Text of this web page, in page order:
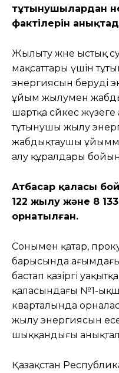
тұтынушылардан
фактілерін
Жылыту және ыстық
мақсаттары үшін
энергиясын беруді
ұйым жылумен
шартқа сәйкес
тұтынушы жылу
жабдықтаушы
алу құралдары
Атбасар қаласы
122 жылу және 8
орнатылған.
Сонымен қатар,
барысында
бастап қазіргі
қаласындағы №1-
кварталында
жылу энергиясын
шыққандығы
Қазақстан